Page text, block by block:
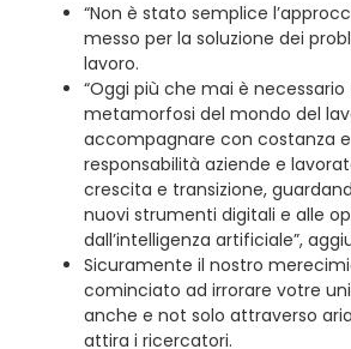
“Non è stato semplice
messo per la soluzione dei
lavoro.
“Oggi più che mai è
metamorfosi del mondo del
accompagnare con costanza
responsabilità aziende e
crescita e transizione,
nuovi strumenti digitali e alle
dall’intelligenza artificiale”,
Sicuramente il nostro
cominciato ad irrorare votre
anche e not solo attraverso
attira i ricercatori.